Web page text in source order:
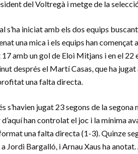
del Voltregà i metge de la
s’ha iniciat amb els dos equips
una mica i els equips han començat
amb un gol de Eloi Mitjans i en el
després el Martí Casas, que ha
una falta directa.
s’havien jugat 23 segons de la
han controlat el joc i la mínima
una falta directa (1-3). Quinze
Jordi Bargalló, i Arnau Xaus ha